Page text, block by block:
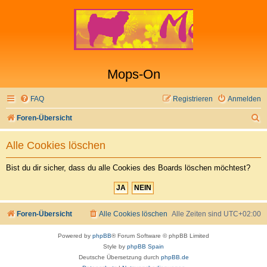
Mops-On
FAQ Anmelden
Registrieren
Foren-Übersicht
u
Alle Cookies löschen
Bist du dir sicher, dass du alle Cookies des Boards löschen möchtest?
Foren-Übersicht Alle Zeiten sind UTC+02:00
Alle Cookies löschen
Powered by phpBB® Forum Software © phpBB Limited
Style by phpBB Spain
Deutsche Übersetzung durch phpBB.de